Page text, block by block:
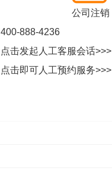
公司注销
400-888-4236
点击发起人工客服会话>>>
点击即可人工预约服务>>>